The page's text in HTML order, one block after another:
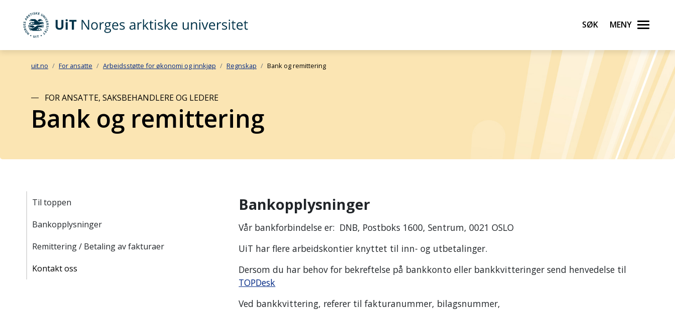
Gå til hovedinnhold
UiT Norges arktiske universitet Søk Meny
uit.no For ansatte Arbeidsstøtte for økonomi og innkjøp Regnskap Bank og remittering
FOR ANSATTE, SAKSBEHANDLERE OG LEDERE
Bank og remittering
Til toppen
Bankopplysninger
Remittering / Betaling av fakturaer
Kontakt oss
Bankopplysninger
Vår bankforbindelse er: DNB, Postboks 1600, Sentrum, 0021 OSLO
UiT har flere arbeidskontier knyttet til inn- og utbetalinger.
Dersom du har behov for bekreftelse på bankkonto eller bankkvitteringer send henvedelse til
TOPDesk
Ved bankkvittering, referer til fakturanummer, bilagsnummer,